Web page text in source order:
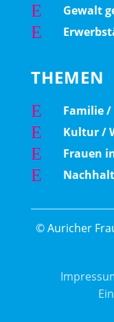
E Gewalt
E
THEMEN
E Familie
E Kultur /
E Frauen
E
© Auricher